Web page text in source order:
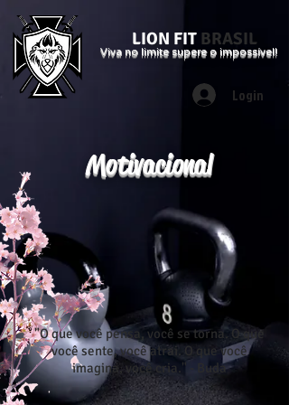
LION FIT BRASIL
Viva no limite supere o impossível!
Login
Motivacional
"O que você pensa, você se torna. O que
você sente, você atrai. O que você
imagina, você cria." - Buda